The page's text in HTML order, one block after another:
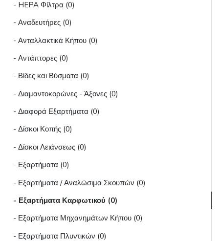
- HEPA Φίλτρα (0)
- Αναδευτήρες (0)
- Ανταλλακτικά Κήπου (0)
- Αντάπτορες (0)
- Βίδες και Βύσματα (0)
- Διαμαντοκορώνες - Άξονες (0)
- Διαφορά Εξαρτήματα (0)
- Δίσκοι Κοπής (0)
- Δίσκοι Λειάνσεως (0)
- Εξαρτήματα (0)
- Εξαρτήματα / Αναλώσιμα Σκουπών (0)
- Εξαρτήματα Καρφωτικού (0)
- Εξαρτήματα Μηχανημάτων Κήπου (0)
- Εξαρτήματα Πλυντικών (0)